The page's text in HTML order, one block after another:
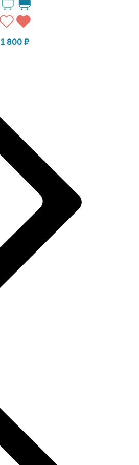
1 800₽